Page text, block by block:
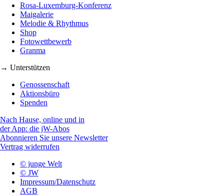
Rosa-Luxemburg-Konferenz
Maigalerie
Melodie & Rhythmus
Shop
Fotowettbewerb
Granma
→ Unterstützen
Genossenschaft
Aktionsbüro
Spenden
Nach Hause, online und in
der App: die jW-Abos
Abonnieren Sie unsere Newsletter
Vertrag widerrufen
© junge Welt
© JW
Impressum/Datenschutz
AGB